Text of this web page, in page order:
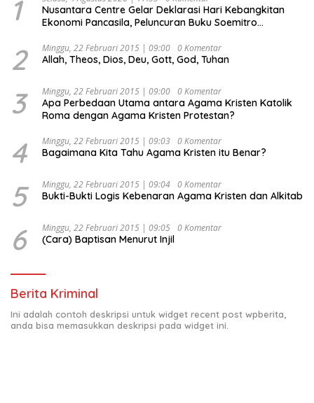
1
Nusantara Centre Gelar Deklarasi Hari Kebangkitan
Ekonomi Pancasila, Peluncuran Buku Soemitro
Ekonomi Politik Indonesia) & Simposium Nasional
“Urgensi Undang-Undang Perekonomian Nasional dan
Indonesia Emas 2045”,
2 Minggu, 22 Februari 2015 | 09:00 0 Komentar
Allah, Theos, Dios, Deu, Gott, God, Tuhan
3 Minggu, 22 Februari 2015 | 09:00 0 Komentar
Apa Perbedaan Utama antara Agama Kristen Katolik
Roma dengan Agama Kristen Protestan?
4 Minggu, 22 Februari 2015 | 09:03 0 Komentar
Bagaimana Kita Tahu Agama Kristen itu Benar?
5 Minggu, 22 Februari 2015 | 09:04 0 Komentar
Bukti-Bukti Logis Kebenaran Agama Kristen dan Alkitab
6 Minggu, 22 Februari 2015 | 09:05 0 Komentar
(Cara) Baptisan Menurut Injil
Berita Kriminal
Ini adalah contoh deskripsi untuk widget recent post wpberita,
anda bisa memasukkan deskripsi pada widget ini.